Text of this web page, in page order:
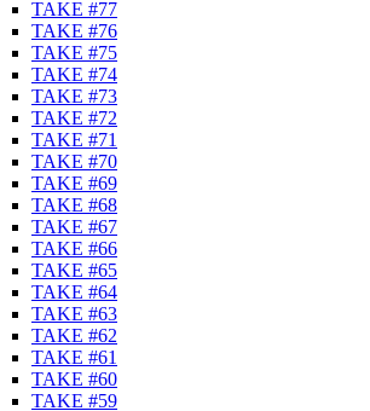
TAKE #77
TAKE #76
TAKE #75
TAKE #74
TAKE #73
TAKE #72
TAKE #71
TAKE #70
TAKE #69
TAKE #68
TAKE #67
TAKE #66
TAKE #65
TAKE #64
TAKE #63
TAKE #62
TAKE #61
TAKE #60
TAKE #59